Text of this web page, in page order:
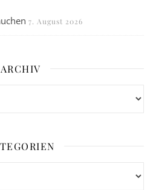
7. August 2026
ARCHIV